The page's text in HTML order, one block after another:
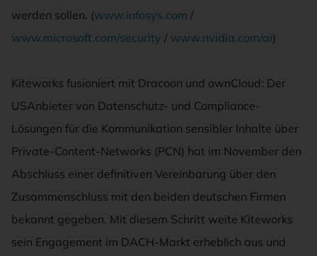
werden sollen. (www.infosys.com /
www.microsoft.com/security / www.nvidia.com/ai)
Kiteworks fusioniert mit Dracoon und ownCloud: Der
USAnbieter von Datenschutz- und Compliance-
Lösungen für die Kommunikation sensibler Inhalte über
Private-Content-Networks (PCN) hat im November den
Abschluss einer definitiven Vereinbarung über den
Zusammenschluss mit den beiden deutschen Firmen
bekannt gegeben. Mit diesem Schritt weite Kiteworks
sein Engagement im DACH-Markt erheblich aus und